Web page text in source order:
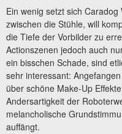
Ein wenig setzt sich
zwischen die Stühle, will
die Tiefe der Vorbilder zu
Actionszenen jedoch auch
ein bisschen Schade, sind
sehr interessant:
über schöne Make-Up
Andersartigkeit der
melancholische
auffängt.